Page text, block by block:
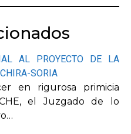
AL PROYECTO DE LA
SORIA
en rigurosa primicia
el Juzgado de lo